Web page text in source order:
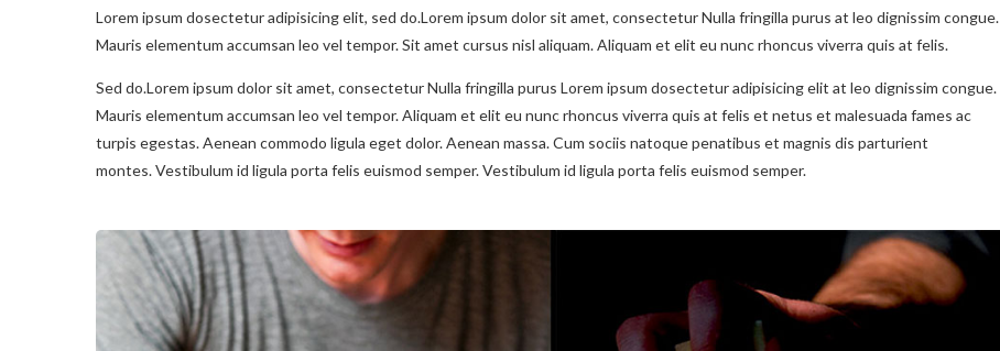
Lorem ipsum dosectetur adipisicing elit, sed do.Lorem ipsum dolor sit amet, consectetur Nulla fringilla purus at leo dignissim congue.
Mauris elementum accumsan leo vel tempor. Sit amet cursus nisl aliquam. Aliquam et elit eu nunc rhoncus viverra quis at felis.
Sed do.Lorem ipsum dolor sit amet, consectetur Nulla fringilla purus Lorem ipsum dosectetur adipisicing elit at leo dignissim congue.
Mauris elementum accumsan leo vel tempor. Aliquam et elit eu nunc rhoncus viverra quis at felis et netus et malesuada fames ac
turpis egestas. Aenean commodo ligula eget dolor. Aenean massa. Cum sociis natoque penatibus et magnis dis parturient
montes. Vestibulum id ligula porta felis euismod semper. Vestibulum id ligula porta felis euismod semper.